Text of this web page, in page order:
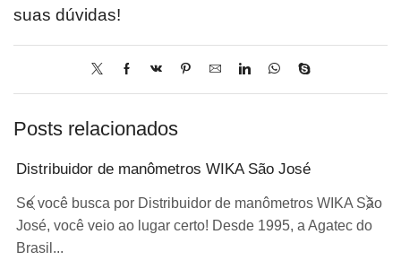
suas dúvidas!
Posts relacionados
Distribuidor de manômetros WIKA São José
Se você busca por Distribuidor de manômetros WIKA São
José, você veio ao lugar certo! Desde 1995, a Agatec do
Brasil...